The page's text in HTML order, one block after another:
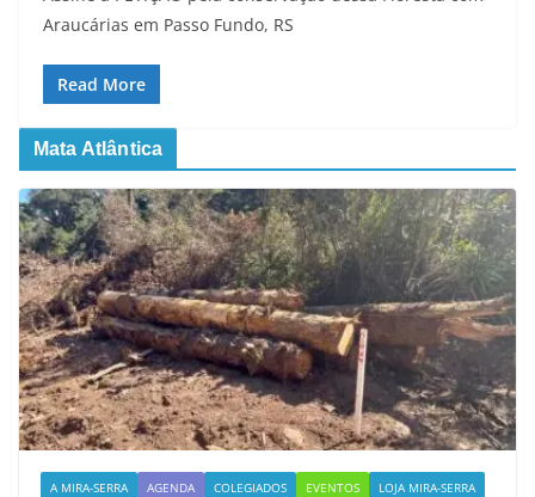
Araucárias em Passo Fundo, RS
Read More
Mata Atlântica
A MIRA-SERRA AGENDA COLEGIADOS EVENTOS
LOJA MIRA-SERRA